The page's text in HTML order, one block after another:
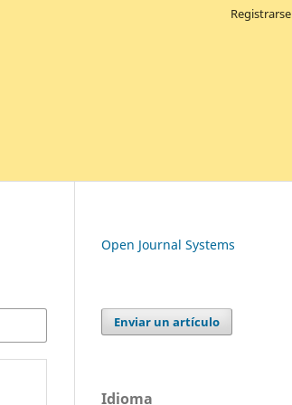
Registrarse
Open Journal Systems
Enviar un artículo
Idioma